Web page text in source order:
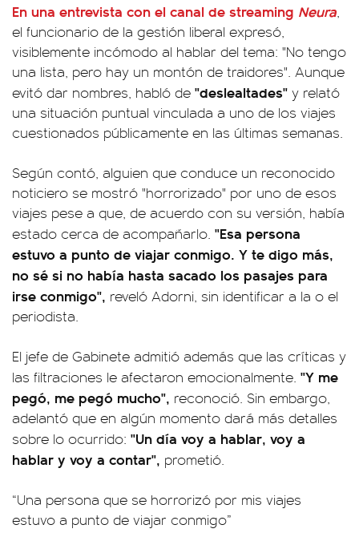
En una entrevista con el canal de streaming Neura,
el funcionario de la gestión liberal expresó,
visiblemente incómodo al hablar del tema: "No tengo
una lista, pero hay un montón de traidores". Aunque
evitó dar nombres, habló de "deslealtades" y relató
una situación puntual vinculada a uno de los viajes
cuestionados públicamente en las últimas semanas.
Según contó, alguien que conduce un reconocido
noticiero se mostró "horrorizado" por uno de esos
viajes pese a que, de acuerdo con su versión, había
estado cerca de acompañarlo. "Esa persona
estuvo a punto de viajar conmigo. Y te digo más,
no sé si no había hasta sacado los pasajes para
irse conmigo", reveló Adorni, sin identificar a la o el
periodista.
El jefe de Gabinete admitió además que las críticas y
las filtraciones le afectaron emocionalmente. "Y me
pegó, me pegó mucho", reconoció. Sin embargo,
adelantó que en algún momento dará más detalles
sobre lo ocurrido: "Un día voy a hablar, voy a
hablar y voy a contar", prometió.
“Una persona que se horrorizó por mis viajes
estuvo a punto de viajar conmigo”